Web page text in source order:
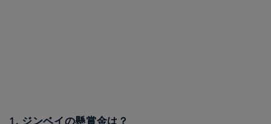
1. ジンベイの懸賞金は？